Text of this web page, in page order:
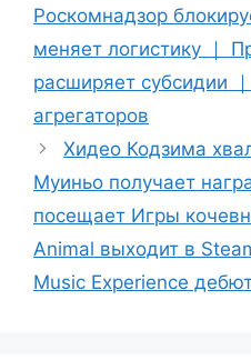
Роскомнадзор
меняет логистику ｜
расширяет субсидии
агрегаторов
Хидео Кодзима
Муиньо получает
посещает Игры
Animal выходит в
Music Experience